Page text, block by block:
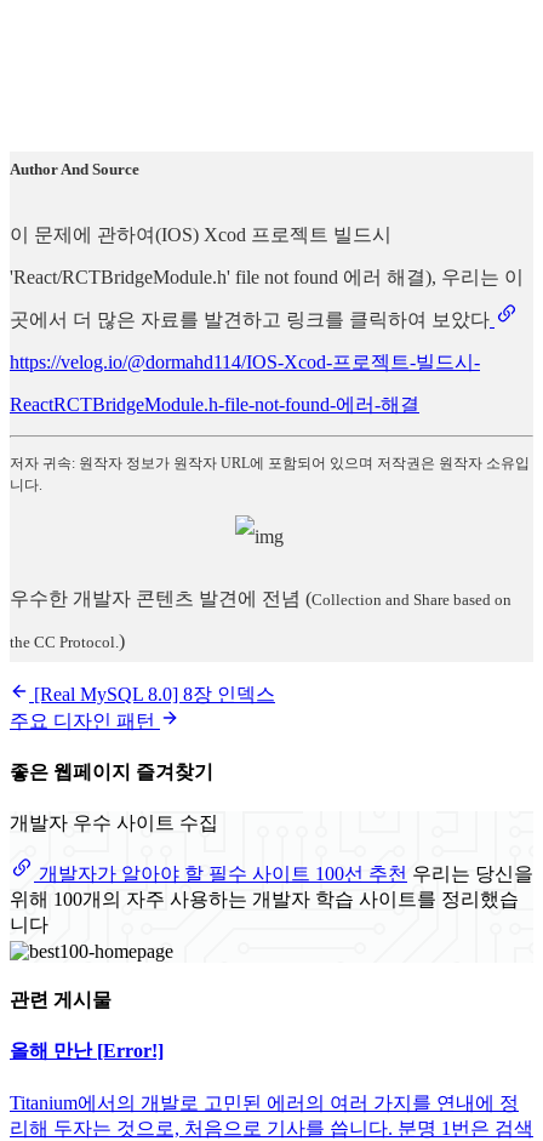
Author And Source
이 문제에 관하여(IOS) Xcod 프로젝트 빌드시
'React/RCTBridgeModule.h' file not found 에러 해결), 우리는 이
곳에서 더 많은 자료를 발견하고 링크를 클릭하여 보았다
https://velog.io/@dormahd114/IOS-Xcod-프로젝트-빌드시-
ReactRCTBridgeModule.h-file-not-found-에러-해결
저자 귀속: 원작자 정보가 원작자 URL에 포함되어 있으며 저작권은 원작자 소유입
니다.
우수한 개발자 콘텐츠 발견에 전념 (Collection and Share based on
the CC Protocol. )
[Real MySQL 8.0] 8장 인덱스
주요 디자인 패턴
좋은 웹페이지 즐겨찾기
개발자 우수 사이트 수집
개발자가 알아야 할 필수 사이트 100선 추천 우리는 당신을
위해 100개의 자주 사용하는 개발자 학습 사이트를 정리했습
니다
관련 게시물
올해 만난 [Error!]
Titanium에서의 개발로 고민된 에러의 여러 가지를 연내에 정
리해 두자는 것으로, 처음으로 기사를 씁니다. 분명 1번은 검색